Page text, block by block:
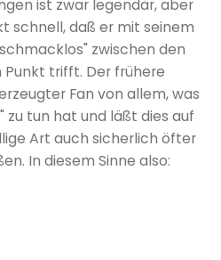
ist zwar legendär, aber
schnell, daß er mit seinem
zwischen den
Punkt trifft. Der frühere
Fan von allem, was
zu tun hat und läßt dies auf
Art auch sicherlich öfter
In diesem Sinne also: